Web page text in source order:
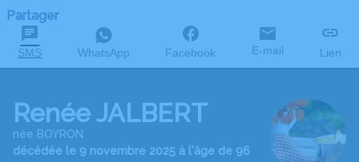
Partager
SMS WhatsApp Facebook E-mail Lien
Renée JALBERT
née BOYRON
décédée le 9 novembre 2025 à l'âge de 96